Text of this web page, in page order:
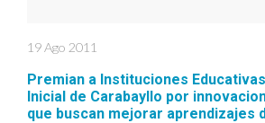
19 Ago 2011
Premian a Instituciones
Inicial de Carabayllo por
que buscan mejorar aprendizajes